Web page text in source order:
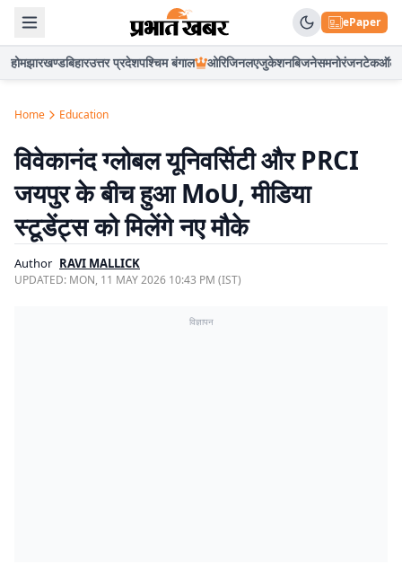
ePaper
होमझारखण्डबिहारउत्तर प्रदेशपश्चिम बंगाल ओरिजिनलएजुकेशनबिजनेसमनोरंजनटेकऑटो
Home Education
विवेकानंद ग्लोबल यूनिवर्सिटी और PRCI
जयपुर के बीच हुआ MoU, मीडिया
स्टूडेंट्स को मिलेंगे नए मौके
Author RAVI MALLICK
UPDATED: MON, 11 MAY 2026 10:43 PM (IST)
विज्ञापन